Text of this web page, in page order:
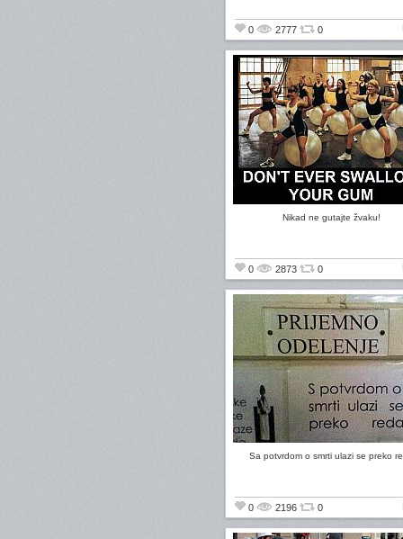
0 2777 0
Nikad ne gutajte žvaku!
0 2873 0
Sa potvrdom o smrti ulazi se preko
0 2196 0